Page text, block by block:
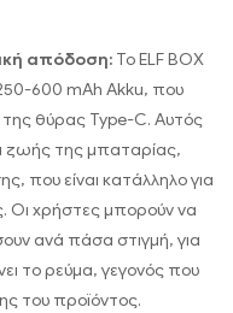
απόδοση: Το ELF BOX
600 mAh Akku, που
θύρας Type-C. Αυτός
ζωής της μπαταρίας,
που είναι κατάλληλο για
Οι χρήστες μπορούν να
ανά πάσα στιγμή, για
το ρεύμα, γεγονός που
του προϊόντος.